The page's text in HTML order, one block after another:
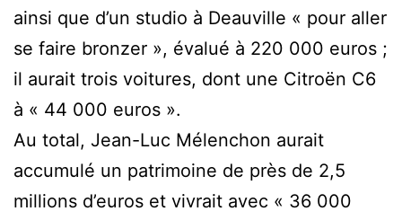
ainsi que d’un studio à Deauville « pour aller
se faire bronzer », évalué à 220 000 euros ;
il aurait trois voitures, dont une Citroën C6
à « 44 000 euros ».
Au total, Jean-Luc Mélenchon aurait
accumulé un patrimoine de près de 2,5
millions d’euros et vivrait avec « 36 000